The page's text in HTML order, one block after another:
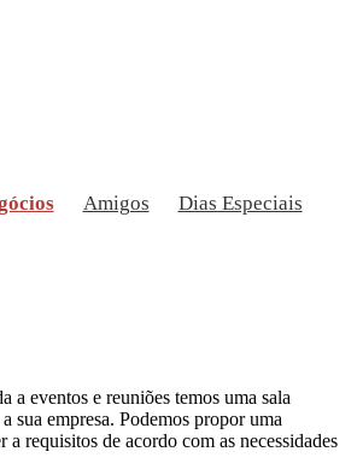
Amigos Dias Especiais
a eventos e reuniões temos uma sala
sua empresa. Podemos propor uma
a requisitos de acordo com as necessidades